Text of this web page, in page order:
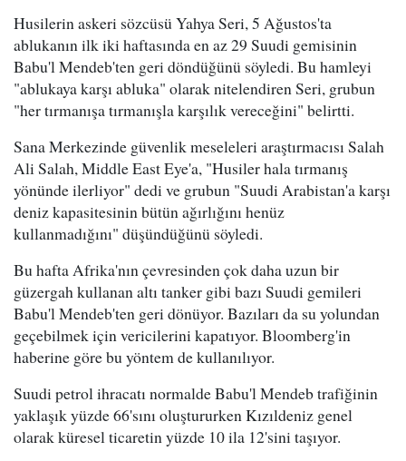
Husilerin askeri sözcüsü Yahya Seri, 5 Ağustos'ta
ablukanın ilk iki haftasında en az 29 Suudi gemisinin
Babu'l Mendeb'ten geri döndüğünü söyledi. Bu hamleyi
"ablukaya karşı abluka" olarak nitelendiren Seri, grubun
"her tırmanışa tırmanışla karşılık vereceğini" belirtti.
Sana Merkezinde güvenlik meseleleri araştırmacısı Salah
Ali Salah, Middle East Eye'a, "Husiler hala tırmanış
yönünde ilerliyor" dedi ve grubun "Suudi Arabistan'a karşı
deniz kapasitesinin bütün ağırlığını henüz
kullanmadığını" düşündüğünü söyledi.
Bu hafta Afrika'nın çevresinden çok daha uzun bir
güzergah kullanan altı tanker gibi bazı Suudi gemileri
Babu'l Mendeb'ten geri dönüyor. Bazıları da su yolundan
geçebilmek için vericilerini kapatıyor. Bloomberg'in
haberine göre bu yöntem de kullanılıyor.
Suudi petrol ihracatı normalde Babu'l Mendeb trafiğinin
yaklaşık yüzde 66'sını oluştururken Kızıldeniz genel
olarak küresel ticaretin yüzde 10 ila 12'sini taşıyor.